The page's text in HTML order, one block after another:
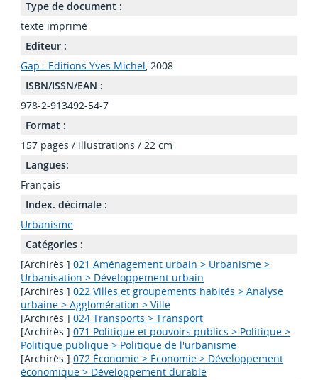
Type de document :
texte imprimé
Editeur :
Gap : Editions Yves Michel, 2008
ISBN/ISSN/EAN :
978-2-913492-54-7
Format :
157 pages / illustrations / 22 cm
Langues:
Français
Index. décimale :
Urbanisme
Catégories :
[Archirès ] 021 Aménagement urbain > Urbanisme >
Urbanisation > Développement urbain
[Archirès ] 022 Villes et groupements habités > Analyse
urbaine > Agglomération > Ville
[Archirès ] 024 Transports > Transport
[Archirès ] 071 Politique et pouvoirs publics > Politique >
Politique publique > Politique de l'urbanisme
[Archirès ] 072 Économie > Économie > Développement
économique > Développement durable